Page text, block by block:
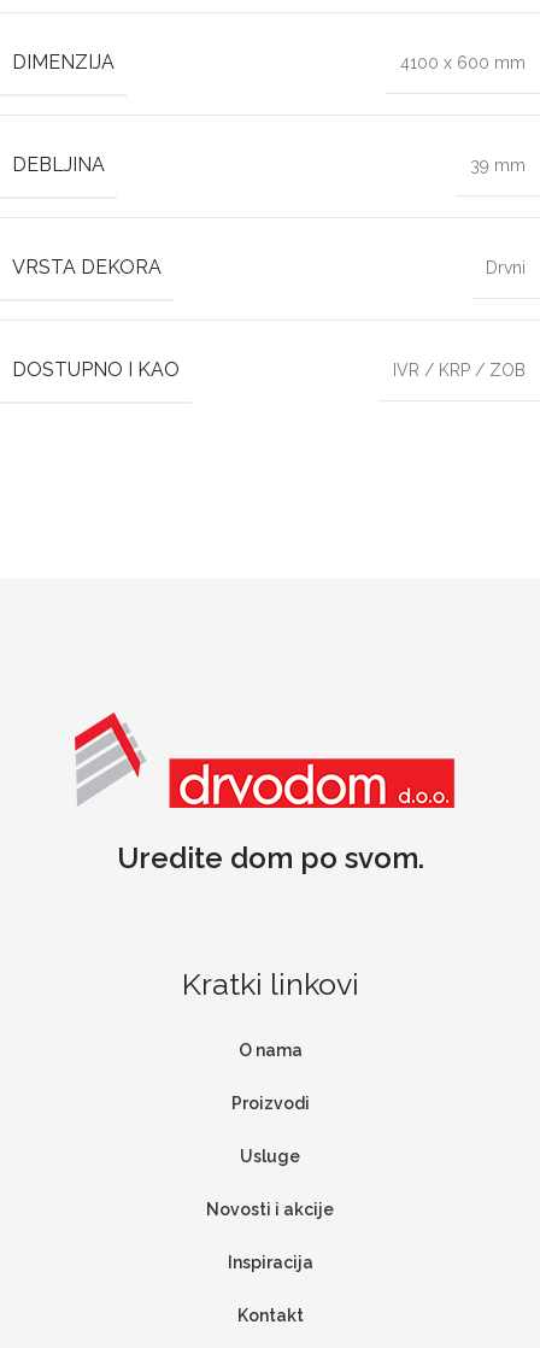
DIMENZIJA 4100 x 600 mm
DEBLJINA 39 mm
VRSTA DEKORA Drvni
DOSTUPNO I KAO IVR / KRP / ZOB
Uredite dom po svom.
Kratki linkovi
O nama
Proizvodi
Usluge
Novosti i akcije
Inspiracija
Kontakt